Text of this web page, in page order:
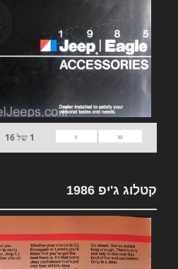
«
‹
1 של16
קטלוג ג'יפ 1986